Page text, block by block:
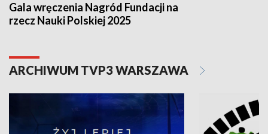
Gala wręczenia Nagród Fundacji na
rzecz Nauki Polskiej 2025
ARCHIWUM TVP3 WARSZAWA